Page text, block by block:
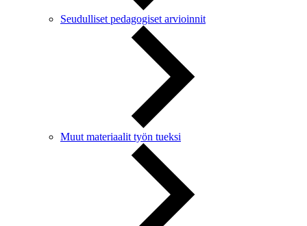
Seudulliset pedagogiset arvioinnit
Muut materiaalit työn tueksi